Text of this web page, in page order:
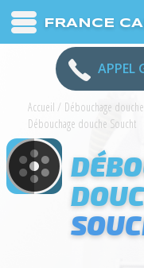
FRANCE
APPEL
Accueil / Débouchage
Débouchage douche Soucht